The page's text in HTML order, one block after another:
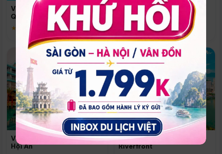
Vinpearl Resort & Spa Phu
Quoc
★ 5.0
Quoc
Phú Quốc
★ 5.0
Vinpearl Resort & Golf Nam
Hội An
Melia Vinpearl Danang
Riverfront